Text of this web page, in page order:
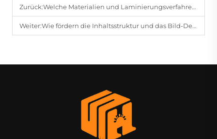
Zurück:Welche Materialien und Laminierungsverfahren ermöglichen es kognitiven Karten, häufiger Reibung und Reinigung standzuhalten?
Weiter:Wie fördern die Inhaltsstruktur und das Bild-Design kognitiver Karten die Speicherung und den Abruf von Erinnerungen?